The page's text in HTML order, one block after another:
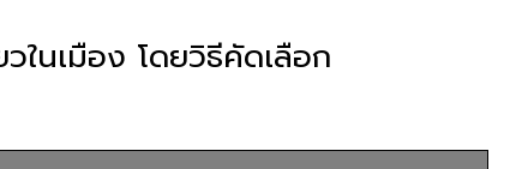
ในเมือง โดยวิธีคัดเลือก